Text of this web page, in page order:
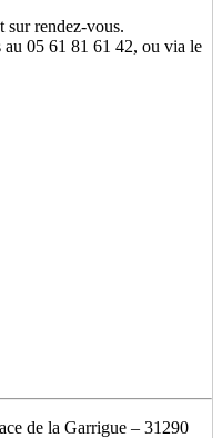
sur rendez-vous.
05 61 81 61 42, ou via le
de la Garrigue – 31290